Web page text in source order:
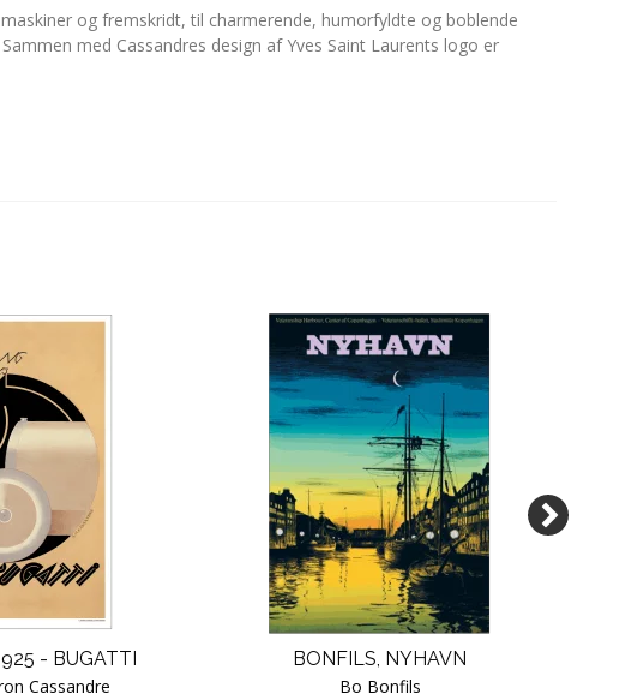
og fremskridt, til charmerende, humorfyldte og boblende
med Cassandres design af Yves Saint Laurents logo er
- BUGATTI
Cassandre
BONFILS, NYHAVN
Bo Bonfils